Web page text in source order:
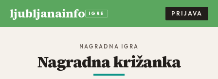
ljubljanainfo IGRE PRIJAVA
NAGRADNA IGRA
Nagradna križanka